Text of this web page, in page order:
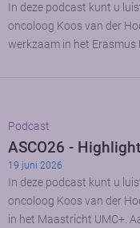
In deze podcast kunt u
oncoloog Koos van der
werkzaam in het Erasmus
Podcast
ASCO26 -
19 juni 2026
In deze podcast kunt u
oncoloog Koos van der
in het Maastricht UMC+.